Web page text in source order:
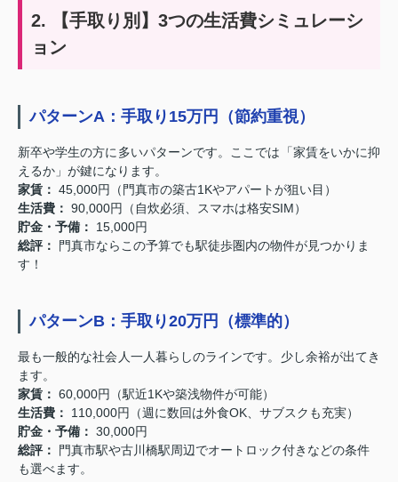
2. 【手取り別】3つの生活費シミュレーシ
ョン
パターンA：手取り15万円（節約重視）
新卒や学生の方に多いパターンです。ここでは「家賃をいかに抑
えるか」が鍵になります。
家賃： 45,000円（門真市の築古1Kやアパートが狙い目）
生活費： 90,000円（自炊必須、スマホは格安SIM）
貯金・予備：
15,000円
総評：
門真市ならこの予算でも駅徒歩圏内の物件が見つかりま
す！
パターンB：手取り20万円（標準的）
最も一般的な社会人一人暮らしのラインです。少し余裕が出てき
ます。
家賃： 60,000円（駅近1Kや築浅物件が可能）
生活費：
110,000円（週に数回は外食OK、サブスクも充実）
貯金・予備： 30,000円
総評：
門真市駅や古川橋駅周辺でオートロック付きなどの条件
も選べます。